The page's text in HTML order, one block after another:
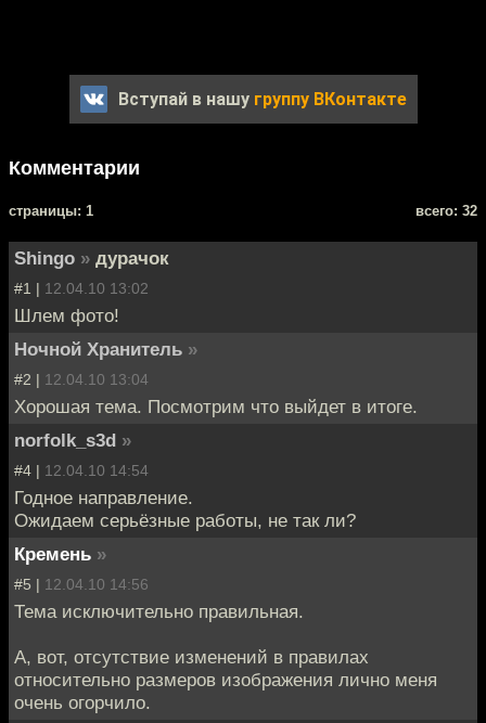
Вступай в нашу группу ВКонтакте
Комментарии
cтраницы: 1 всего: 32
Shingo » дурачок
#1 | 12.04.10 13:02
Шлем фото!
Ночной Хранитель »
#2 | 12.04.10 13:04
Хорошая тема. Посмотрим что выйдет в итоге.
norfolk_s3d »
#4 | 12.04.10 14:54
Годное направление.
Ожидаем серьёзные работы, не так ли?
Кремень »
#5 | 12.04.10 14:56
Тема исключительно правильная.
А, вот, отсутствие изменений в правилах
относительно размеров изображения лично меня
очень огорчило.